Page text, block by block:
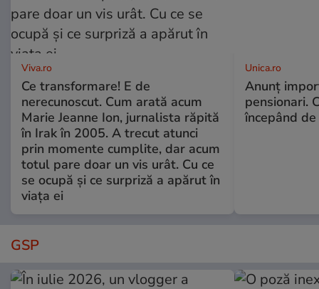
Viva.ro
Ce transformare! E de
nerecunoscut. Cum arată acum
Marie Jeanne Ion, jurnalista răpită
în Irak în 2005. A trecut atunci
prin momente cumplite, dar acum
totul pare doar un vis urât. Cu ce
se ocupă și ce surpriză a apărut în
viața ei
Unica.ro
Anunț
pensionari.
începând
GSP